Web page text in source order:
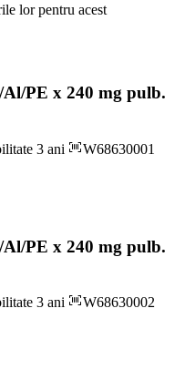
lor pentru acest
PE x 240 mg pulb.
3 ani
W68630001
PE x 240 mg pulb.
3 ani
W68630002